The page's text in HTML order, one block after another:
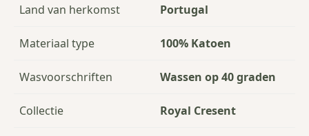
Land van herkomst Portugal
Materiaal type 100% Katoen
Wasvoorschriften Wassen op 40 graden
Collectie Royal Cresent